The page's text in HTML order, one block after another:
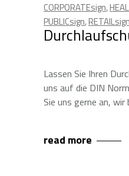
CORPORATEsign,
PUBLICsign,RETAILsign
Lassen Sie Ihren
uns auf die DIN
Sie uns gerne an, wir
read more